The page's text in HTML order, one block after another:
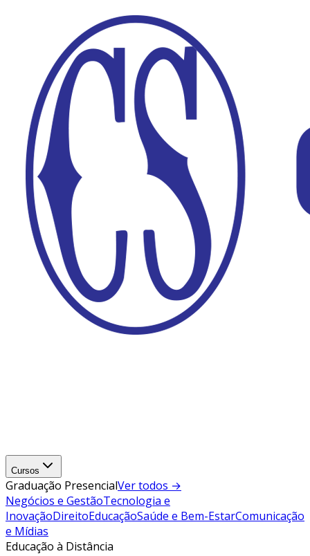
Cursos
Graduação PresencialVer todos →
Negócios e GestãoTecnologia e
InovaçãoDireitoEducaçãoSaúde e Bem-EstarComunicação
e Mídias
Educação à Distância